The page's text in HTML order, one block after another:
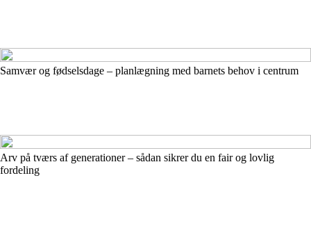
Samvær og fødselsdage – planlægning med barnets behov i centrum
Arv på tværs af generationer – sådan sikrer du en fair og lovlig
fordeling